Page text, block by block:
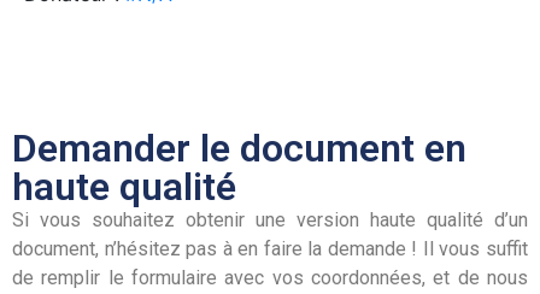
Demander le document en
haute qualité
Si vous souhaitez obtenir une version haute qualité d’un
document, n’hésitez pas à en faire la demande ! Il vous suffit
de remplir le formulaire avec vos coordonnées, et de nous